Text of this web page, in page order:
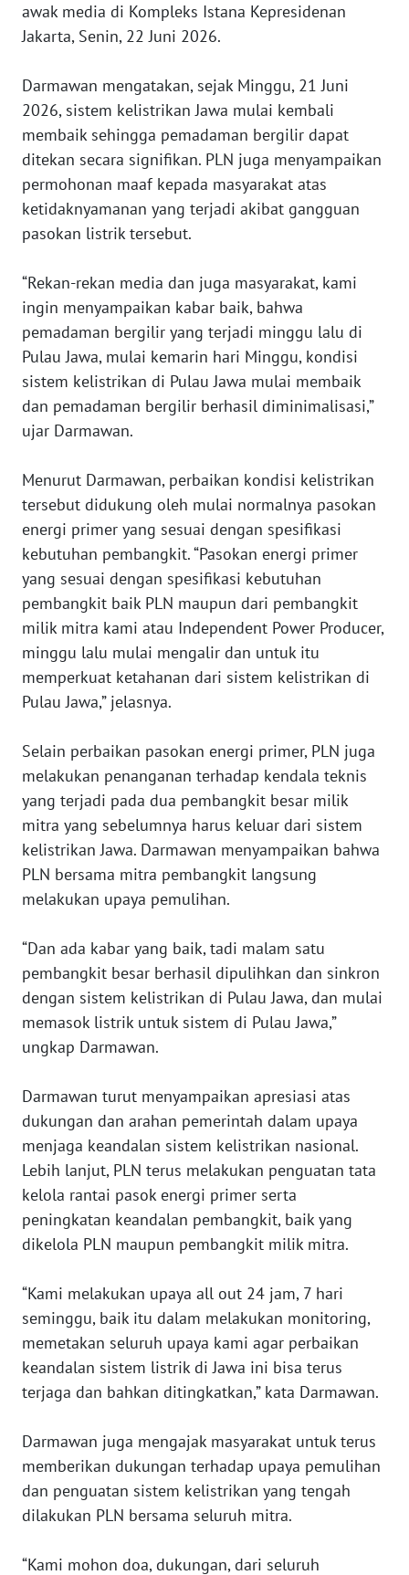
awak media di Kompleks Istana Kepresidenan
Jakarta, Senin, 22 Juni 2026.
Darmawan mengatakan, sejak Minggu, 21 Juni
2026, sistem kelistrikan Jawa mulai kembali
membaik sehingga pemadaman bergilir dapat
ditekan secara signifikan. PLN juga menyampaikan
permohonan maaf kepada masyarakat atas
ketidaknyamanan yang terjadi akibat gangguan
pasokan listrik tersebut.
“Rekan-rekan media dan juga masyarakat, kami
ingin menyampaikan kabar baik, bahwa
pemadaman bergilir yang terjadi minggu lalu di
Pulau Jawa, mulai kemarin hari Minggu, kondisi
sistem kelistrikan di Pulau Jawa mulai membaik
dan pemadaman bergilir berhasil diminimalisasi,”
ujar Darmawan.
Menurut Darmawan, perbaikan kondisi kelistrikan
tersebut didukung oleh mulai normalnya pasokan
energi primer yang sesuai dengan spesifikasi
kebutuhan pembangkit. “Pasokan energi primer
yang sesuai dengan spesifikasi kebutuhan
pembangkit baik PLN maupun dari pembangkit
milik mitra kami atau Independent Power Producer,
minggu lalu mulai mengalir dan untuk itu
memperkuat ketahanan dari sistem kelistrikan di
Pulau Jawa,” jelasnya.
Selain perbaikan pasokan energi primer, PLN juga
melakukan penanganan terhadap kendala teknis
yang terjadi pada dua pembangkit besar milik
mitra yang sebelumnya harus keluar dari sistem
kelistrikan Jawa. Darmawan menyampaikan bahwa
PLN bersama mitra pembangkit langsung
melakukan upaya pemulihan.
“Dan ada kabar yang baik, tadi malam satu
pembangkit besar berhasil dipulihkan dan sinkron
dengan sistem kelistrikan di Pulau Jawa, dan mulai
memasok listrik untuk sistem di Pulau Jawa,”
ungkap Darmawan.
Darmawan turut menyampaikan apresiasi atas
dukungan dan arahan pemerintah dalam upaya
menjaga keandalan sistem kelistrikan nasional.
Lebih lanjut, PLN terus melakukan penguatan tata
kelola rantai pasok energi primer serta
peningkatan keandalan pembangkit, baik yang
dikelola PLN maupun pembangkit milik mitra.
“Kami melakukan upaya all out 24 jam, 7 hari
seminggu, baik itu dalam melakukan monitoring,
memetakan seluruh upaya kami agar perbaikan
keandalan sistem listrik di Jawa ini bisa terus
terjaga dan bahkan ditingkatkan,” kata Darmawan.
Darmawan juga mengajak masyarakat untuk terus
memberikan dukungan terhadap upaya pemulihan
dan penguatan sistem kelistrikan yang tengah
dilakukan PLN bersama seluruh mitra.
“Kami mohon doa, dukungan, dari seluruh
WN
WN
BANTEN
WN
NTT
WN
WN
PAPUA
PAPUA
BARAT
RIAU
WN
SERAMBI
WN
JAMBI
WN
SULTRA
NTB
WN
SULTENG
WN
SULBAR
BABEL
WN
SUMBAR
WN
BENGKULU
WN
LAMPUNG
JATENG
WN
NUSANTARA
WN
WN
JATIM
BALI